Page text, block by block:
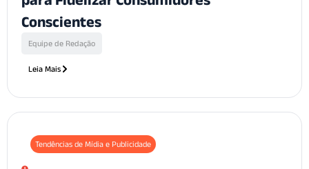
Conscientes
Equipe de Redação
Leia Mais
Tendências de Mídia e Publicidade